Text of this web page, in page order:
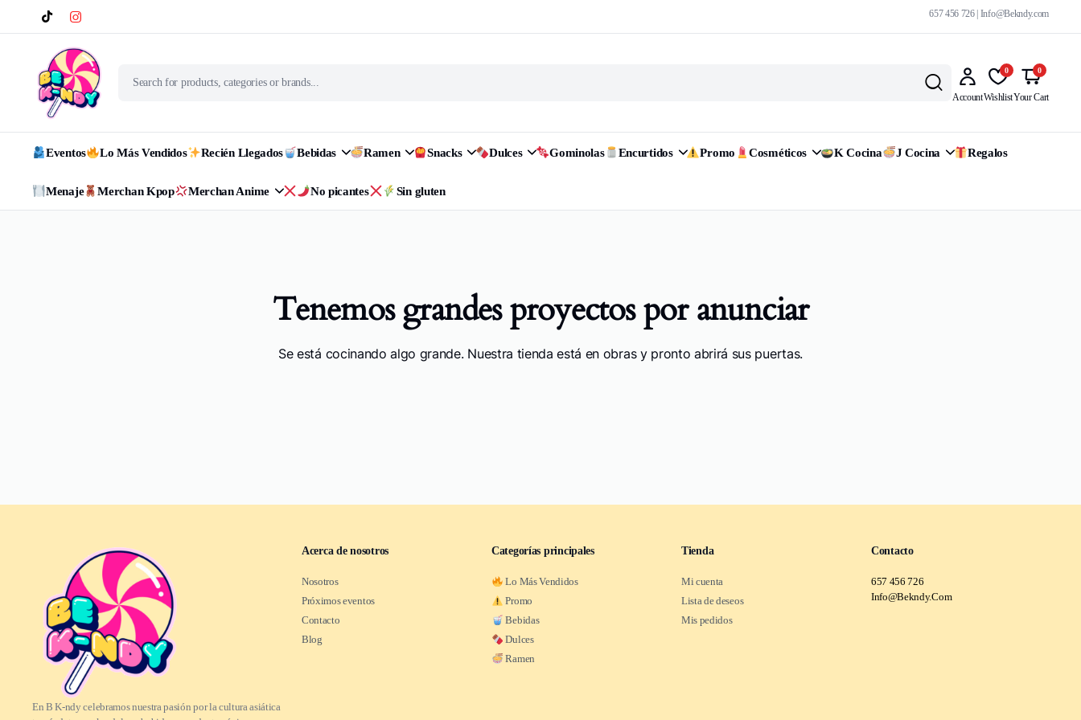
657 456 726 | Info@Bekndy.com
Account
0
Wishlist
0
Your Cart
Eventos Lo Más Vendidos Recién Llegados Bebidas Ramen Snacks Dulces Gominolas Encurtidos Promo Cosméticos K Cocina J Cocina Regalos
Menaje Merchan Kpop Merchan Anime No picantes Sin gluten
Tenemos grandes proyectos por anunciar
Se está cocinando algo grande. Nuestra tienda está en obras y pronto abrirá sus puertas.
En B K-ndy celebramos nuestra pasión por la cultura asiática
Acerca de nosotros
Nosotros
Próximos eventos
Contacto
Blog
Categorías principales
Lo Más Vendidos
Promo
Bebidas
Dulces
Ramen
Tienda
Mi cuenta
Lista de deseos
Mis pedidos
Contacto
657 456 726
Info@Bekndy.Com